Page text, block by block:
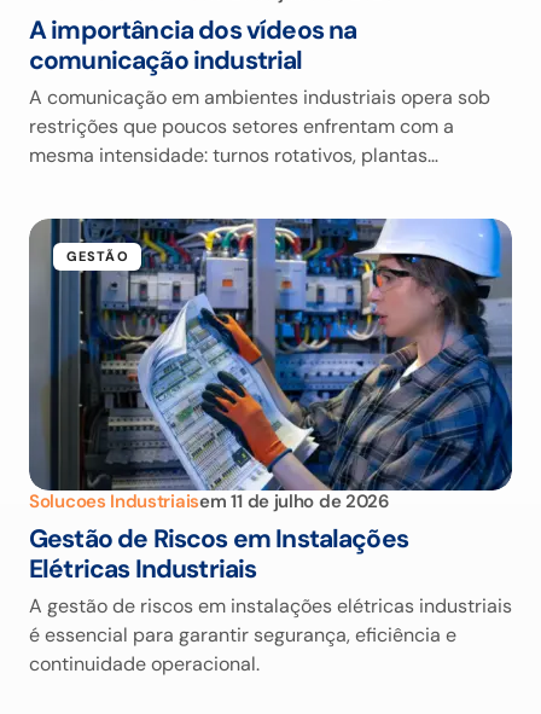
A importância dos vídeos na
comunicação industrial
A comunicação em ambientes industriais opera sob
restrições que poucos setores enfrentam com a
mesma intensidade: turnos rotativos, plantas…
GESTÃO
Solucoes Industriaisem 11 de julho de 2026
Gestão de Riscos em Instalações
Elétricas Industriais
A gestão de riscos em instalações elétricas industriais
é essencial para garantir segurança, eficiência e
continuidade operacional.